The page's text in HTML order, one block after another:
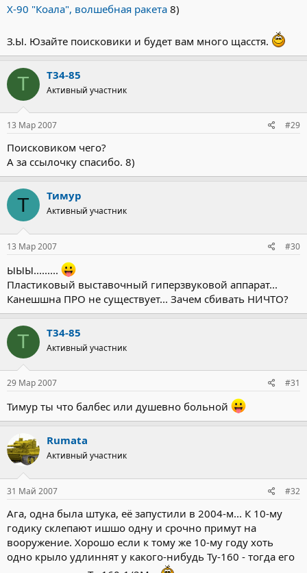
Х-90 "Коала", волшебная ракета 8)
З.Ы. Юзайте поисковики и будет вам много щасстя.
T T34-85
Активный участник
13 Мар 2007 #29
Поисковиком чего?
А за ссылочку спасибо. 8)
Т Тимур
Активный участник
13 Мар 2007 #30
ЫЫЫ.........
Пластиковый выставочный гиперзвуковой аппарат...
Канешшна ПРО не существует... Зачем сбивать НИЧТО?
T T34-85
Активный участник
29 Мар 2007 #31
Тимур ты что балбес или душевно больной
Rumata
Активный участник
31 Май 2007 #32
Ага, одна была штука, её запустили в 2004-м... К 10-му
годику склепают ишшо одну и срочно примут на
вооружение. Хорошо если к тому же 10-му году хоть
одно крыло удлиннят у какого-нибудь Ту-160 - тогда его